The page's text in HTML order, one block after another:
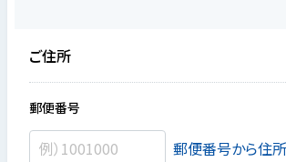
ご住所
郵便番号
郵便番号から住